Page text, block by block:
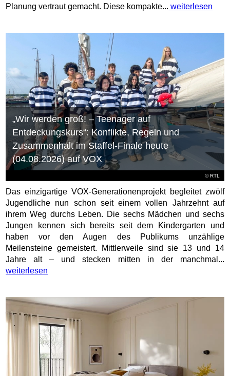
Planung vertraut gemacht. Diese kompakte... weiterlesen
©RTL
„Wir werden groß! – Teenager auf
Entdeckungskurs“: Konflikte, Regeln und
Zusammenhalt im Staffel-Finale heute
(04.08.2026) auf VOX
Das einzigartige VOX-Generationenprojekt begleitet zwölf
Jugendliche nun schon seit einem vollen Jahrzehnt auf
ihrem Weg durchs Leben. Die sechs Mädchen und sechs
Jungen kennen sich bereits seit dem Kindergarten und
haben vor den Augen des Publikums unzählige
Meilensteine gemeistert. Mittlerweile sind sie 13 und 14
Jahre alt – und stecken mitten in der manchmal...
weiterlesen